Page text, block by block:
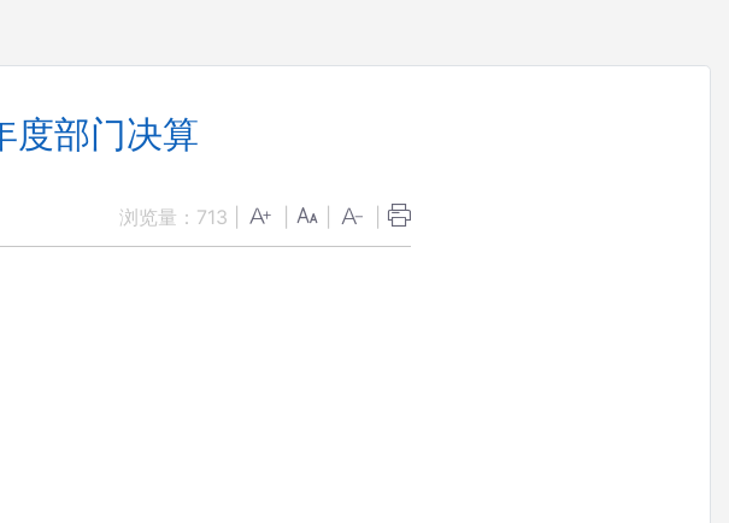
度部门决算
浏览量： 713